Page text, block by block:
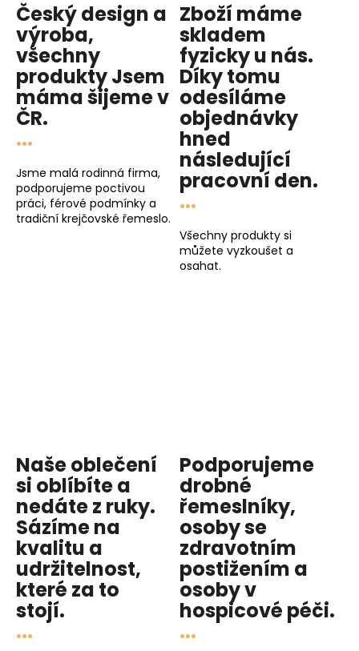
Český design a
výroba,
všechny
produktyJsem
mámašijeme v
ČR.
...
Jsme malá rodinná firma,
podporujeme poctivou
práci, férové podmínky a
tradiční krejčovské řemeslo.
Zboží máme
skladem
fyzicky u nás.
Díky tomu
odesíláme
objednávky
hned
následující
pracovní den.
...
Všechny produkty si
můžete vyzkoušet a
osahat.
Naše oblečení
si oblíbíte a
nedáte z ruky.
Sázíme na
kvalitu a
udržitelnost,
které za to
stojí.
...
Podporujeme
drobné
řemeslníky,
osoby se
zdravotním
postižením a
osoby v
hospicové péči.
...